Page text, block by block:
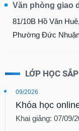
Văn phòng giao
81/10B Hồ Văn Huê,
Phường Đức
LỚP HỌC
09/2026
Khóa học
Khai giảng: 07/09/